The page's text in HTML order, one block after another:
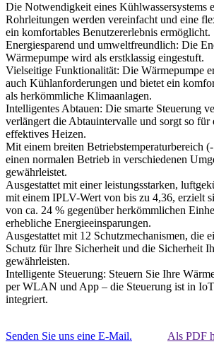
Die Notwendigkeit eines Kühlwassersystems
Rohrleitungen werden vereinfacht und eine
ein komfortables Benutzererlebnis ermöglicht.
Energiesparend und umweltfreundlich: Die
Wärmepumpe wird als erstklassig eingestuft.
Vielseitige Funktionalität: Die Wärmepumpe
auch Kühlanforderungen und bietet ein
als herkömmliche Klimaanlagen.
Intelligentes Abtauen: Die smarte Steuerung
verlängert die Abtauintervalle und sorgt so für
effektives Heizen.
Mit einem breiten Betriebstemperaturbereich
einen normalen Betrieb in verschiedenen
gewährleistet.
Ausgestattet mit einer leistungsstarken,
mit einem IPLV-Wert von bis zu 4,36, erzielt
von ca. 24 % gegenüber herkömmlichen
erhebliche Energieeinsparungen.
Ausgestattet mit 12 Schutzmechanismen, die
Schutz für Ihre Sicherheit und die Sicherheit
gewährleisten.
Intelligente Steuerung: Steuern Sie Ihre
per WLAN und App – die Steuerung ist in
integriert.
Senden Sie uns eine E-Mail. Als PDF